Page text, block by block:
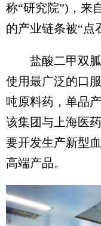
称“研究院”)，来
的产业链条被“点
盐酸二甲双胍
使用最广泛的口
吨原料药，单品
该集团与上海医
要开发生产新型
高端产品。